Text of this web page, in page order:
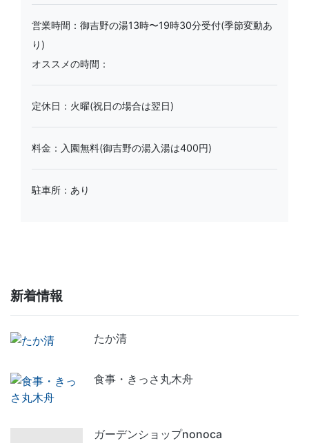
営業時間：御吉野の湯13時〜19時30分受付(季節変動あ
り)
オススメの時間：
定休日：火曜(祝日の場合は翌日)
料金：入園無料(御吉野の湯入湯は400円)
駐車所：あり
新着情報
たか清
食事・きっさ丸木舟
ガーデンショップnonoca